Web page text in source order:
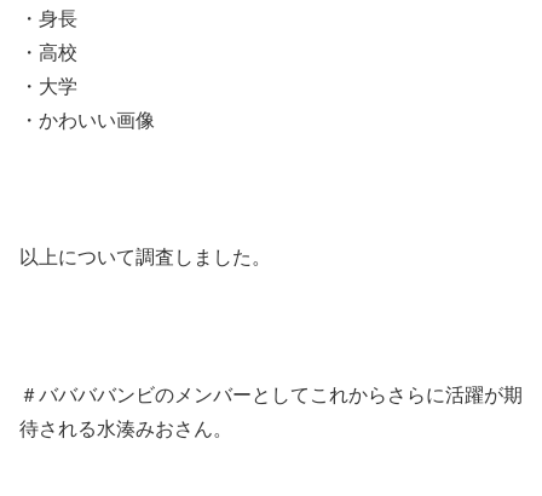
・身長
・高校
・大学
・かわいい画像
以上について調査しました。
＃ババババンビのメンバーとしてこれからさらに活躍が期
待される水湊みおさん。